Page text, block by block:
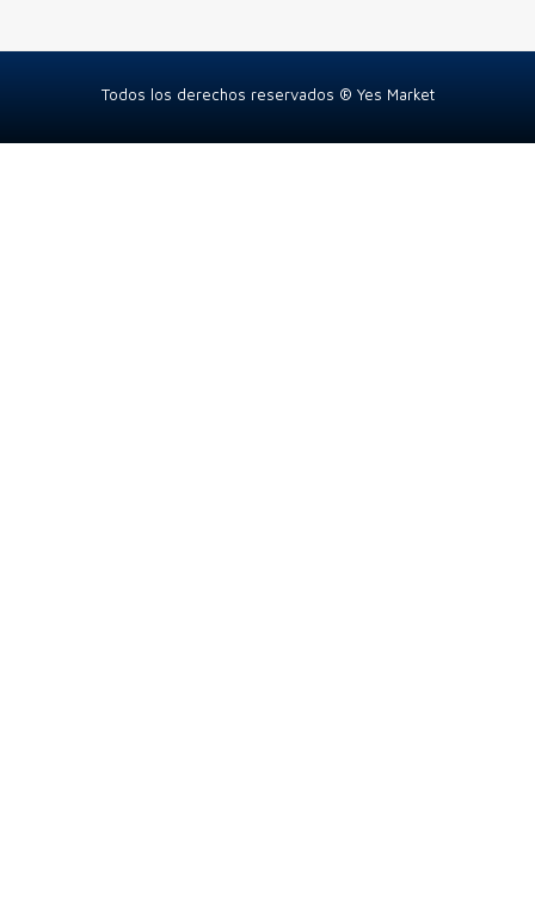
Todos los derechos reservados ® Yes Market